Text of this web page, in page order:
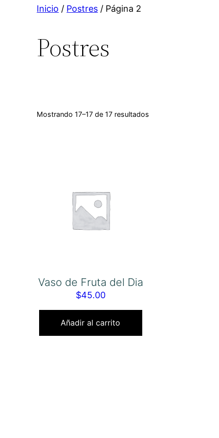
Inicio / Postres / Página 2
Postres
Mostrando 17–17 de 17 resultados
Vaso de Fruta del Dia
$45.00
Añadir al carrito